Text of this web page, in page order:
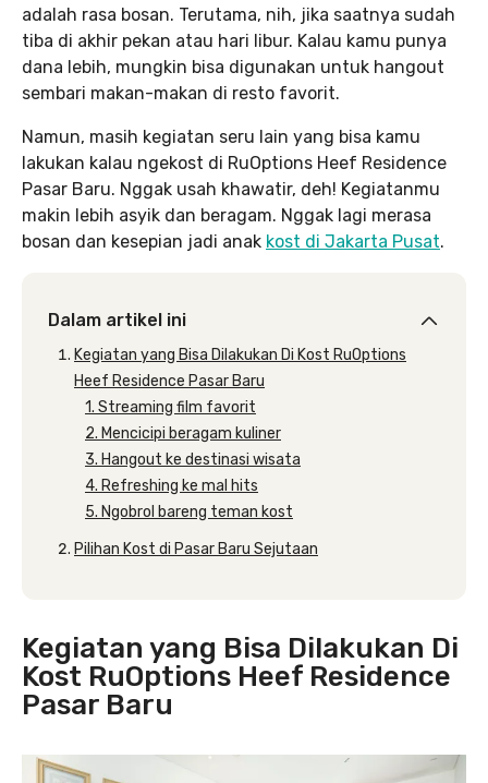
adalah rasa bosan. Terutama, nih, jika saatnya sudah
tiba di akhir pekan atau hari libur. Kalau kamu punya
dana lebih, mungkin bisa digunakan untuk hangout
sembari makan-makan di resto favorit.
Namun, masih kegiatan seru lain yang bisa kamu
lakukan kalau ngekost di RuOptions Heef Residence
Pasar Baru. Nggak usah khawatir, deh! Kegiatanmu
makin lebih asyik dan beragam. Nggak lagi merasa
bosan dan kesepian jadi anak kost di Jakarta Pusat.
Dalam artikel ini
Kegiatan yang Bisa Dilakukan Di Kost RuOptions
Heef Residence Pasar Baru
1. Streaming film favorit
2. Mencicipi beragam kuliner
3. Hangout ke destinasi wisata
4. Refreshing ke mal hits
5. Ngobrol bareng teman kost
Pilihan Kost di Pasar Baru Sejutaan
Kegiatan yang Bisa Dilakukan Di
Kost RuOptions Heef Residence
Pasar Baru